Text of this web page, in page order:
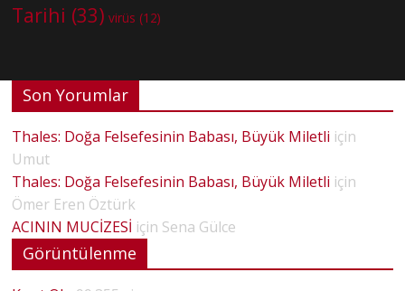
Tarihi (33) virüs (12)
Son Yorumlar
Thales: Doğa Felsefesinin Babası, Büyük Miletli için
Umut
Thales: Doğa Felsefesinin Babası, Büyük Miletli için
Ömer Eren Öztürk
ACININ MUCİZESİ için Sena Gülce
Görüntülenme